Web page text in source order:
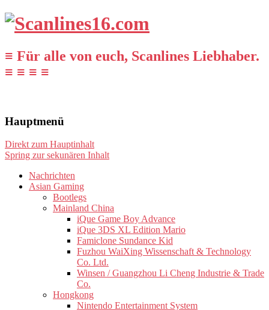
≡ Für alle von euch, Scanlines Liebhaber.
≡ ≡ ≡ ≡
Hauptmenü
Direkt zum Hauptinhalt
Spring zur sekunären Inhalt
Nachrichten
Asian Gaming
Bootlegs
Mainland China
iQue Game Boy Advance
iQue 3DS XL Edition Mario
Famiclone Sundance Kid
Fuzhou WaiXing Wissenschaft & Technology
Co. Ltd.
Winsen / Guangzhou Li Cheng Industrie & Trade
Co.
Hongkong
Nintendo Entertainment System